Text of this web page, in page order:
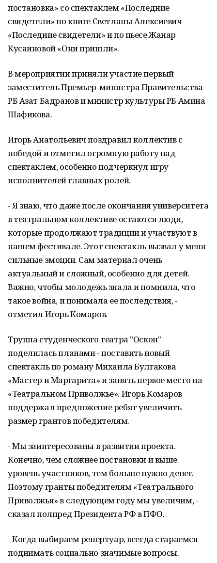
постановка» со спектаклем «Последние
свидетели» по книге Светланы Алексиевич
«Последние свидетели» и по пьесе Жанар
Кусаиновой «Они пришли».
В мероприятии приняли участие первый
заместитель Премьер-министра Правительства
РБ Азат Бадранов и министр культуры РБ Амина
Шафикова.
Игорь Анатольевич поздравил коллектив с
победой и отметил огромную работу над
спектаклем, особенно подчеркнул игру
исполнителей главных ролей.
- Я знаю, что даже после окончания университета
в театральном коллективе остаются люди,
которые продолжают традиции и участвуют в
нашем фестивале. Этот спектакль вызвал у меня
сильные эмоции. Сам материал очень
актуальный и сложный, особенно для детей.
Важно, чтобы молодежь знала и помнила, что
такое война, и понимала ее последствия, -
отметил Игорь Комаров.
Труппа студенческого театра "Оскон"
поделилась планами - поставить новый
спектакль по роману Михаила Булгакова
«Мастер и Маргарита» и занять первое место на
«Театральном Приволжье». Игорь Комаров
поддержал предложение ребят увеличить
размер грантов победителям.
- Мы заинтересованы в развитии проекта.
Конечно, чем сложнее постановки и выше
уровень участников, тем больше нужно денег.
Поэтому гранты победителям «Театрального
Приволжья» в следующем году мы увеличим, -
сказал полпред Президента РФ в ПФО.
- Когда выбираем репертуар, всегда стараемся
поднимать социально значимые вопросы.